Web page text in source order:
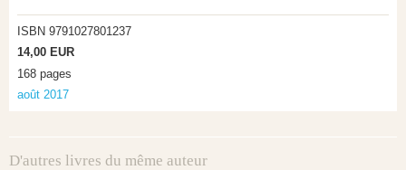
ISBN 9791027801237
14,00 EUR
168 pages
août 2017
D'autres livres du même auteur